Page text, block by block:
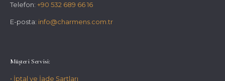
Telefon: +90 532 689 66 16
E-posta: info@charmens.com.tr
Müşteri Servisi:
• İptal ve İade Şartları